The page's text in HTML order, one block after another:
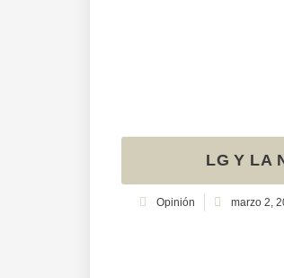
LG Y LA
Opinión marzo 2,